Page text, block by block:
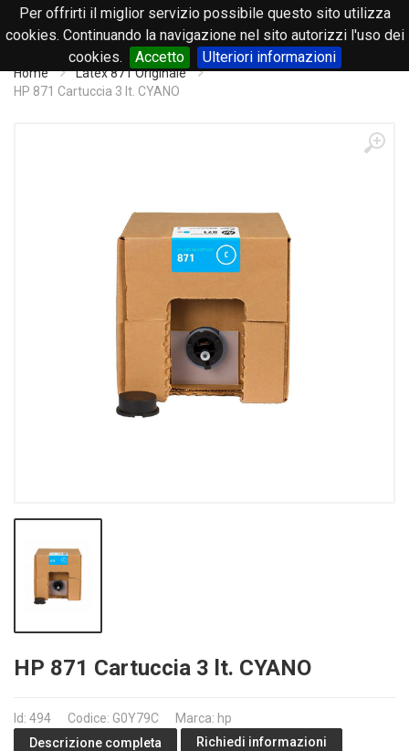
Per offrirti il miglior servizio possibile questo sito utilizza
cookies. Continuando la navigazione nel sito autorizzi l'uso dei
cookies.
Accetto Ulteriori informazioni
0
Home
Latex 871 Originale
HP 871 Cartuccia 3 lt. CYANO
HP 871 Cartuccia 3 lt. CYANO
Id: 494 Codice: G0Y79C
Marca: hp
Descrizione completa
Richiedi informazioni